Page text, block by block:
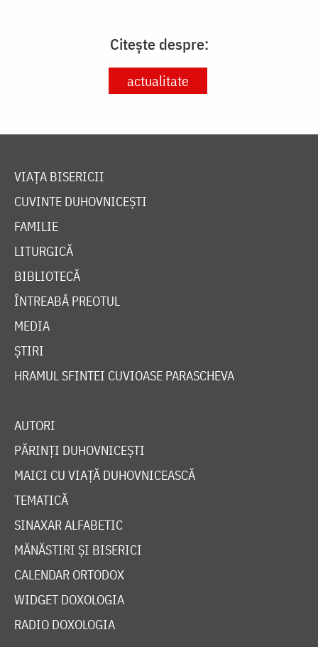
Citește despre:
actualitate
VIAȚA BISERICII
CUVINTE DUHOVNICEȘTI
FAMILIE
LITURGICĂ
BIBLIOTECĂ
ÎNTREABĂ PREOTUL
MEDIA
ȘTIRI
HRAMUL SFINTEI CUVIOASE PARASCHEVA
AUTORI
PĂRINȚI DUHOVNICEȘTI
MAICI CU VIAȚĂ DUHOVNICEASCĂ
TEMATICĂ
SINAXAR ALFABETIC
MĂNĂSTIRI ȘI BISERICI
CALENDAR ORTODOX
WIDGET DOXOLOGIA
RADIO DOXOLOGIA